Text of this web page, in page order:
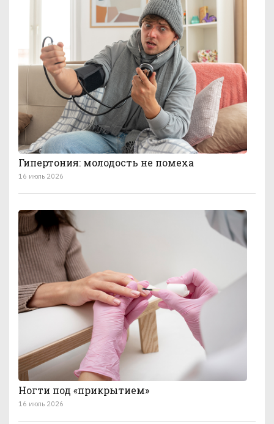
Гипертония: молодость не помеха
16 июль 2026
Ногти под «прикрытием»
16 июль 2026